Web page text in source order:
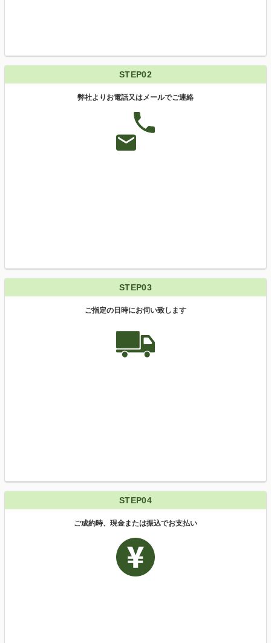
STEP02
弊社よりお電話又はメールでご連絡
STEP03
ご指定の日時にお伺い致します
STEP04
ご成約時、現金または振込でお支払い